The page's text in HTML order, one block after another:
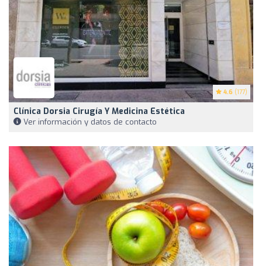
4.6 (177)
Clínica Dorsia Cirugía Y Medicina Estética
Ver información y datos de contacto